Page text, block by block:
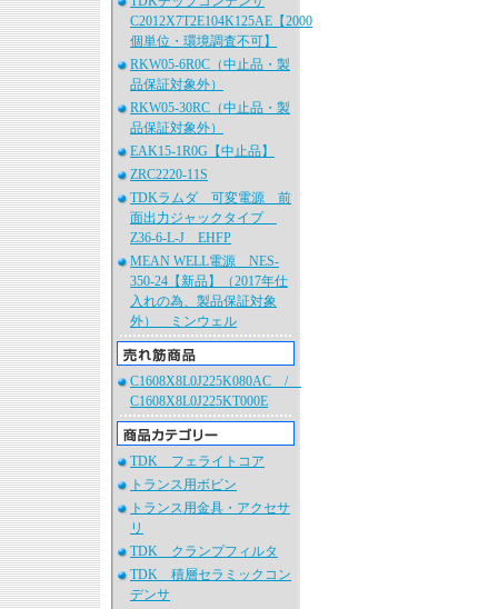
C2012X7T2E104K125AE【2000
個単位・環境調査不可】
RKW05-6R0C（中止品・製
品保証対象外）
RKW05-30RC（中止品・製
品保証対象外）
EAK15-1R0G【中止品】
ZRC2220-11S
TDKラムダ 可変電源 前
面出力ジャックタイプ
Z36-6-L-J EHFP
MEAN WELL電源 NES-
350-24【新品】（2017年仕
入れの為、製品保証対象
外） ミンウェル
C1608X8L0J225K080AC /
C1608X8L0J225KT000E
TDK フェライトコア
トランス用ボビン
トランス用金具・アクセサ
リ
TDK クランプフィルタ
TDK 積層セラミックコン
デンサ